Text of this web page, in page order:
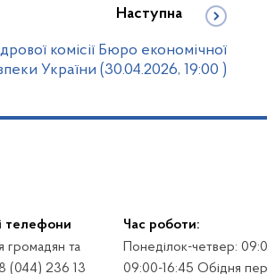
Наступна
комісії Бюро економічної
України (30.04.2026, 19:00 )
телефони
громадян та
(044) 236 13
Час роботи:
Понеділок-четвер:
09:00-16:45 Обідня